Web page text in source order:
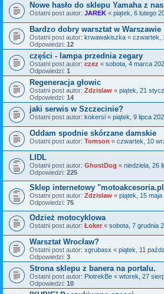
Nowe hasło do sklepu Yamaha z
Ostatni post autor: JAREK « piątek, 6 lutego
Bardzo dobry warsztat w Warszawie
Ostatni post autor: krwawakiszka « czwartek,
Odpowiedzi: 12
części - lampa przednia zegary
Ostatni post autor: czez « sobota, 4 marca
Odpowiedzi: 1
Regeneracja głowic
Ostatni post autor: Zdzislaw « piątek, 21
Odpowiedzi: 14
jaki serwis w Szczecinie?
Ostatni post autor: kokersi « piątek, 9 lipca
Oddam spodnie skórzane damskie
Ostatni post autor: Tomson « czwartek, 10
LIDL
Ostatni post autor: GhostDog « niedziela, 26
Odpowiedzi: 225
Sklep internetowy
Ostatni post autor: Zdzislaw « piątek, 15 maja
Odpowiedzi: 75
Odzież motocyklowa
Ostatni post autor: Łoker « sobota, 7 grudnia
Warsztat Wrocław?
Ostatni post autor: xgrubasx « piątek, 11
Odpowiedzi: 3
Strona sklepu z banera na portalu.
Ostatni post autor: PiotrekBe « wtorek, 27
Odpowiedzi: 10